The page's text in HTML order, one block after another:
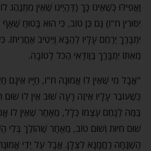
וַאֲפִילּוּ כְּשֶׁאֵינוֹ כָּךְ (דְּהַיְינוּ שֶׁאֵין מִתְנַהֵג
יִסּוּרִין ח"ו) גַּם כֵּן טוֹב, כִּי הוּא בָּטוּחַ
יִתְבָּרַךְ יְרַחֵם עָלָיו לְהַבָּא וְיֵיטִיב
מֵאִתּוֹ יִתְבָּרַךְ בְּוַודַּאי הַכֹּל לְטוֹבָה.
"אֲבָל מִי שֶׁאֵין לוֹ אֱמוּנָה ח"ו, חַיָּיו אֵינָם
כְּשֶׁעוֹבֵר עָלָיו אֵיזֶה רָעָה שׁוּב אֵין לוֹ שׁוּם
בַּמֶּה לְנַחֵם עַצְמוֹ כְּלָל, מֵאַחַר שֶׁאֵין לוֹ
שׁוּם חִיּוּת וְשׁוּם טוֹב, מֵאַחַר שֶׁהוֹלֵךְ בְּלִי
הַשְׁגָּחָה רַחֲמָנָא לִצְלָן. אֲבָל עַל יְדֵי